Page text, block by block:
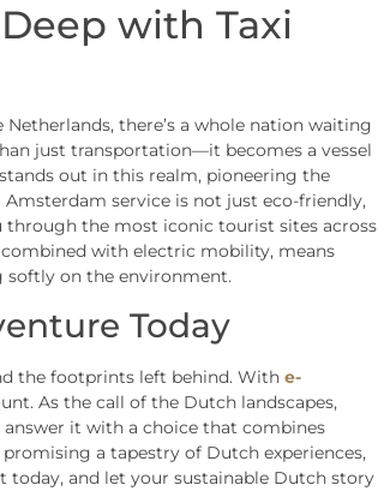
with Taxi
there’s a whole nation waiting
just transportation—it becomes a vessel
out in this realm, pioneering the
service is not just eco-friendly,
the most iconic tourist sites across
with electric mobility, means
softly on the environment.
Today
the footprints left behind. With e-
As the call of the Dutch landscapes,
it with a choice that combines
a tapestry of Dutch experiences,
today, and let your sustainable Dutch story